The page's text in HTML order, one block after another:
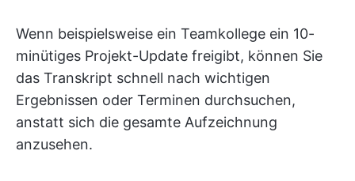
Wenn beispielsweise ein Teamkollege ein 10-
minütiges Projekt-Update freigibt, können Sie
das Transkript schnell nach wichtigen
Ergebnissen oder Terminen durchsuchen,
anstatt sich die gesamte Aufzeichnung
anzusehen.